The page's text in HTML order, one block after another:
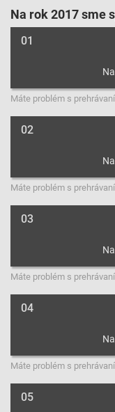
Na rok 2017 sme
01
Máte problém s
02
Máte problém s
03
Máte problém s
04
Máte problém s
05